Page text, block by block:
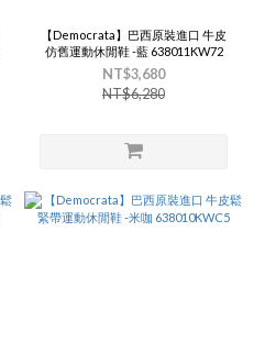
【Democrata】巴西原裝進口 牛皮
仿舊運動休閒鞋 -藍 638011KW72
NT$3,680
NT$6,280